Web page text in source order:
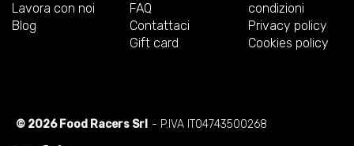
Lavora con noi
Blog
FAQ
Contattaci
Gift card
condizioni
Privacy policy
Cookies policy
© 2026 Food Racers Srl - P.IVA IT04743500268